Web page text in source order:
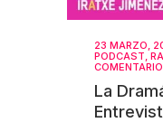
23 MARZO,
PODCAST,
La